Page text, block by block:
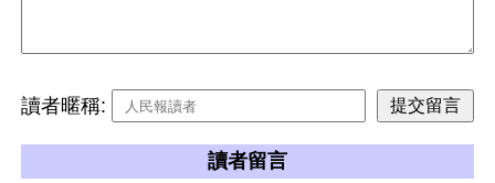
讀者暱稱:
讀者留言